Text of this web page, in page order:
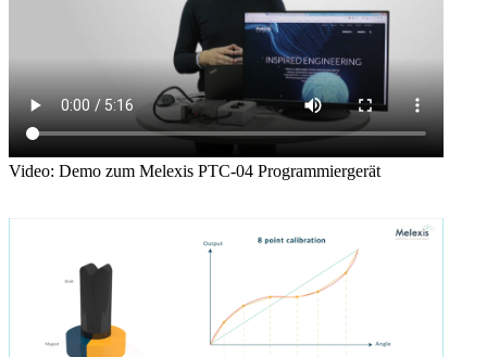
Video: Demo zum Melexis PTC-04 Programmiergerät